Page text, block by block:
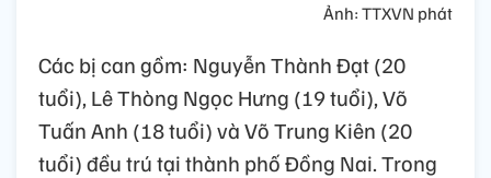
Ảnh: TTXVN phát
Các bị can gồm: Nguyễn Thành Đạt (20
tuổi), Lê Thòng Ngọc Hưng (19 tuổi), Võ
Tuấn Anh (18 tuổi) và Võ Trung Kiên (20
tuổi) đều trú tại thành phố Đồng Nai. Trong